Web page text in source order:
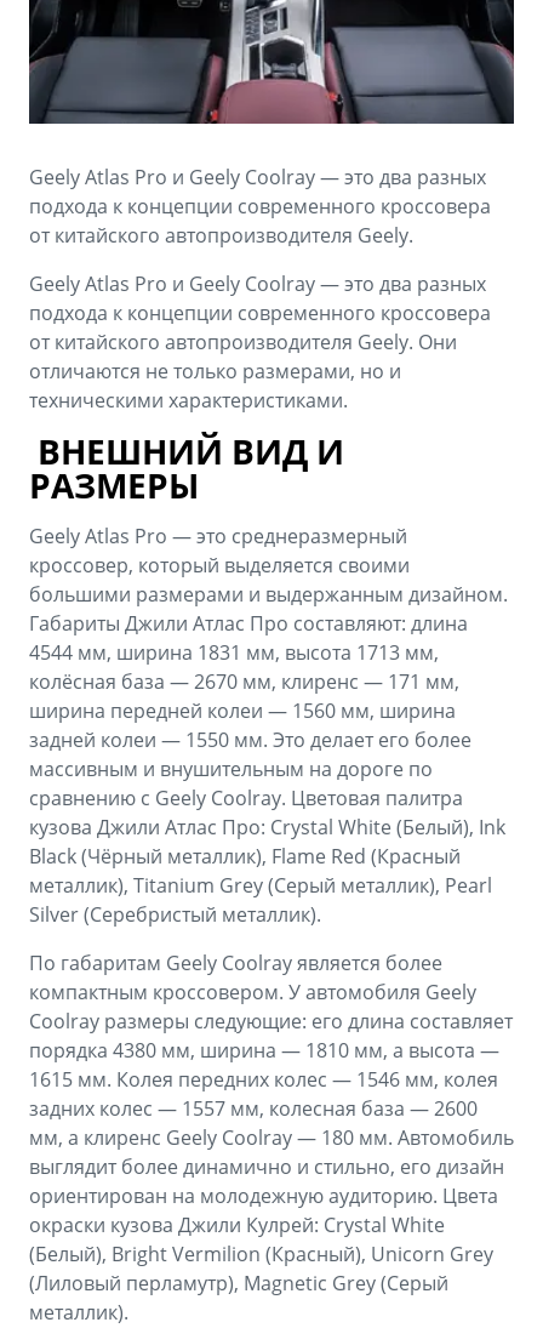
OKAVANGO MONJARO
PREFACE
от 3 079 990 ₽*
GEELY EX5
от 3 769 990 ₽*
Аксессуары
Зарядные устройства
ФИНАНСЫ И УСЛУГИ
Автокредит
Расчет КАСКО
Страхование
GEELY Лизинг
Советы по эксплуатации
Спецпредложения
ПОДДЕРЖКА
Помощь на дорогах
Гарантия Geely
Сервисная книжка
Вопросы и ответы
Geely Atlas Pro и Geely Coolray — это два разных
подхода к концепции современного кроссовера
от китайского автопроизводителя Geely.
Geely Atlas Pro и Geely Coolray — это два разных
подхода к концепции современного кроссовера
от китайского автопроизводителя Geely. Они
отличаются не только размерами, но и
техническими характеристиками.
ВНЕШНИЙ ВИД И
РАЗМЕРЫ
Geely Atlas Pro — это среднеразмерный
кроссовер, который выделяется своими
большими размерами и выдержанным дизайном.
Габариты Джили Атлас Про составляют: длина
4544 мм, ширина 1831 мм, высота 1713 мм,
колёсная база — 2670 мм, клиренс — 171 мм,
ширина передней колеи — 1560 мм, ширина
задней колеи — 1550 мм. Это делает его более
массивным и внушительным на дороге по
сравнению с Geely Coolray. Цветовая палитра
кузова Джили Атлас Про: Crystal White (Белый), Ink
Black (Чёрный металлик), Flame Red (Красный
металлик), Titanium Grey (Серый металлик), Pearl
Silver (Серебристый металлик).
По габаритам Geely Coolray является более
компактным кроссовером. У автомобиля Geely
Coolray размеры следующие: его длина составляет
порядка 4380 мм, ширина — 1810 мм, а высота —
1615 мм. Колея передних колес — 1546 мм, колея
задних колес — 1557 мм, колесная база — 2600
мм, а клиренс Geely Coolray — 180 мм. Автомобиль
выглядит более динамично и стильно, его дизайн
ориентирован на молодежную аудиторию. Цвета
окраски кузова Джили Кулрей: Crystal White
(Белый), Bright Vermilion (Красный), Unicorn Grey
(Лиловый перламутр), Magnetic Grey (Серый
металлик).